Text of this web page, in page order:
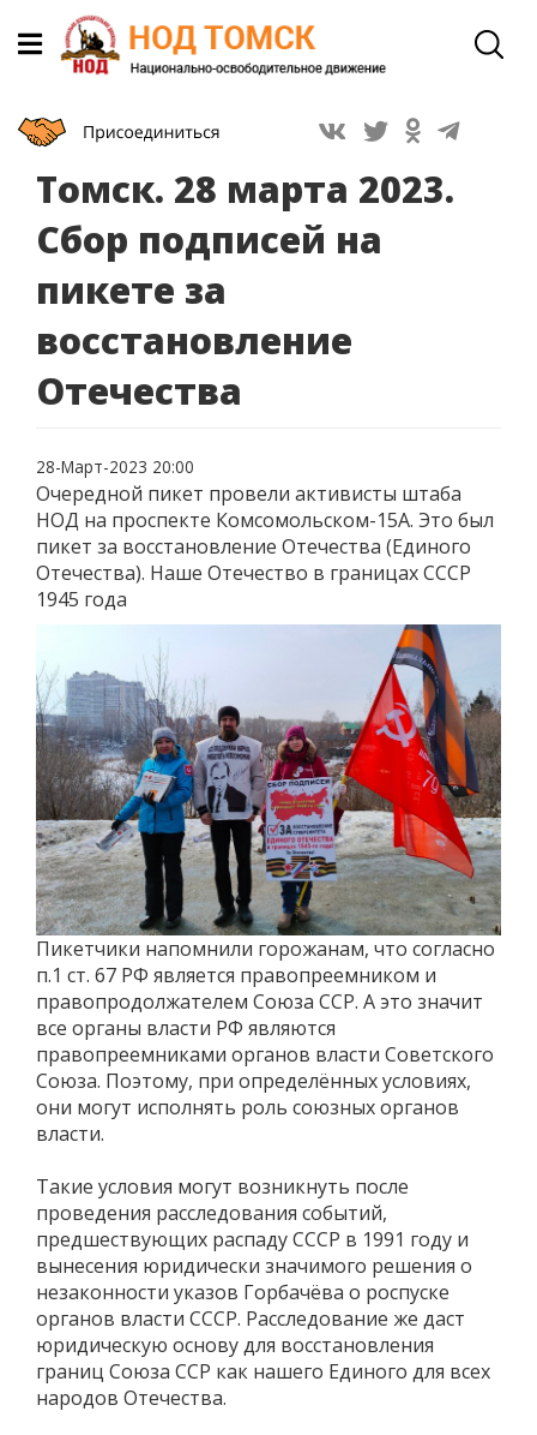
Томск. 28 марта 2023.
Сбор подписей на
пикете за
восстановление
Отечества
28-Март-2023 20:00
Очередной пикет провели активисты штаба
НОД на проспекте Комсомольском-15А. Это был
пикет за восстановление Отечества (Единого
Отечества). Наше Отечество в границах СССР
1945 года
Пикетчики напомнили горожанам, что согласно
п.1 ст. 67 РФ является правопреемником и
правопродолжателем Союза ССР. А это значит
все органы власти РФ являются
правопреемниками органов власти Советского
Союза. Поэтому, при определённых условиях,
они могут исполнять роль союзных органов
власти.
Такие условия могут возникнуть после
проведения расследования событий,
предшествующих распаду СССР в 1991 году и
вынесения юридически значимого решения о
незаконности указов Горбачёва о роспуске
органов власти СССР. Расследование же даст
юридическую основу для восстановления
границ Союза ССР как нашего Единого для всех
народов Отечества.